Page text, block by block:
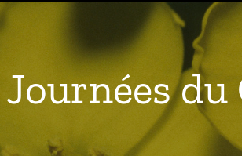
Journées du